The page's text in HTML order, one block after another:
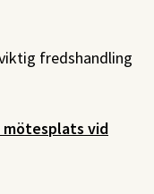
fredshandling
mötesplats vid